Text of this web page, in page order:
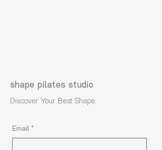
shape pilates studio
Discover Your Best Shape.
Email *